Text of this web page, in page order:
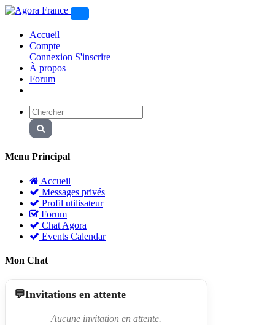
Accueil
Compte
Connexion S'inscrire
À propos
Forum
Menu Principal
Accueil
Messages privés
Profil utilisateur
Forum
Chat Agora
Events Calendar
Mon Chat
Invitations en attente
Aucune invitation en attente.